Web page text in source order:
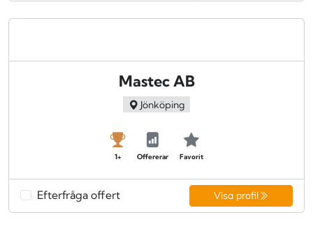
Mastec AB
Jönköping
1+ Offererar Favorit
Efterfråga offert Visa profil